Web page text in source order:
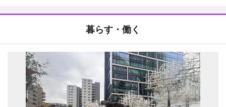
暮らす・働く